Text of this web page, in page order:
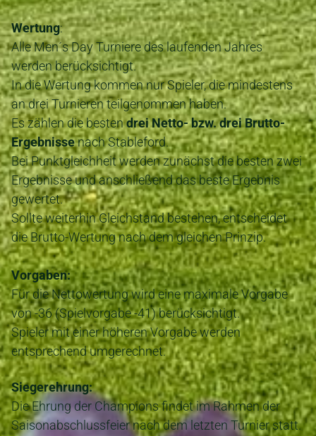
Wertung:
Alle Men´s Day Turniere des laufenden Jahres
werden berücksichtigt.
In die Wertung kommen nur Spieler, die mindestens
an drei Turnieren teilgenommen haben.
Es zählen die bestendrei Netto- bzw. drei Brutto-
Ergebnissenach Stableford.
Bei Punktgleichheit werden zunächst die besten zwei
Ergebnisse und anschließend das beste Ergebnis
gewertet.
Sollte weiterhin Gleichstand bestehen, entscheidet
die Brutto-Wertung nach dem gleichen Prinzip.
Vorgaben:
Für die Nettowertung wird eine maximale Vorgabe
von -36 (Spielvorgabe -41) berücksichtigt.
Spieler mit einer höheren Vorgabe werden
entsprechend umgerechnet.
Siegerehrung:
Die Ehrung der Champions findet im Rahmen der
Saisonabschlussfeier nach dem letzten Turnier statt.